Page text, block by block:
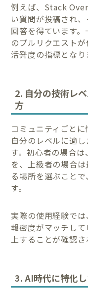
例えば、Stack
い質問が投稿され
回答を得ています
のプルリクエスト
活発度の指標となり
2. 自分の技術レ
方
コミュニティごとに
自分のレベルに適
す。初心者の場合
を、上級者の場合
る場所を選ぶこと
す。
実際の使用経験で
報密度がマッチし
上することが確認さ
3. AI時代に特化